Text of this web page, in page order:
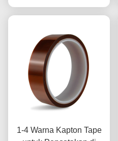
1-4 Warna Kapton Tape